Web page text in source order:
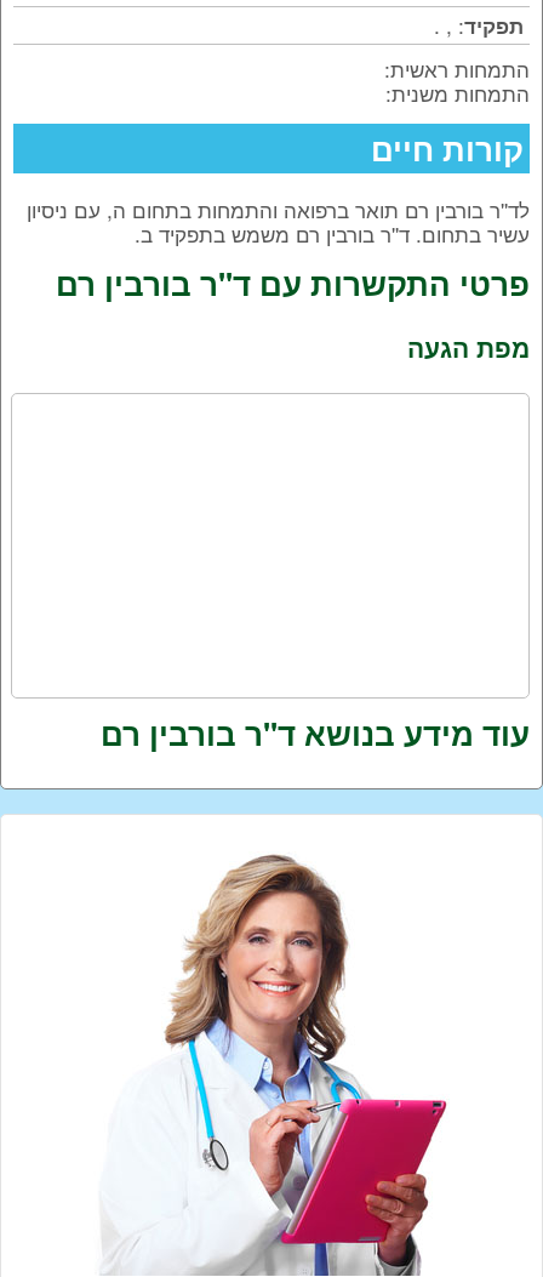
תפקיד:
,
.
התמחות ראשית:
התמחות משנית:
קורות חיים
לד''ר בורבין רם תואר ברפואה והתמחות בתחום ה, עם ניסיון
עשיר בתחום. ד''ר בורבין רם משמש בתפקיד ב.
פרטי התקשרות עם ד''ר בורבין רם
מפת הגעה
עוד מידע בנושא ד''ר בורבין רם